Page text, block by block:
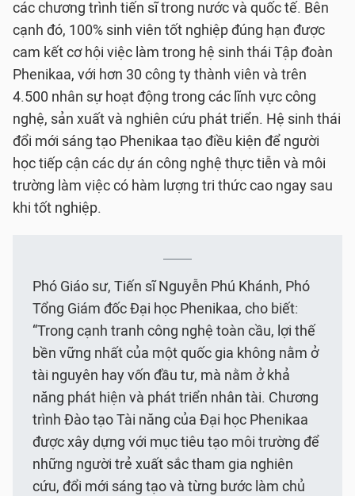
các chương trình tiến sĩ trong nước và quốc tế. Bên
cạnh đó, 100% sinh viên tốt nghiệp đúng hạn được
cam kết cơ hội việc làm trong hệ sinh thái Tập đoàn
Phenikaa, với hơn 30 công ty thành viên và trên
4.500 nhân sự hoạt động trong các lĩnh vực công
nghệ, sản xuất và nghiên cứu phát triển. Hệ sinh thái
đổi mới sáng tạo Phenikaa tạo điều kiện để người
học tiếp cận các dự án công nghệ thực tiễn và môi
trường làm việc có hàm lượng tri thức cao ngay sau
khi tốt nghiệp.
Phó Giáo sư, Tiến sĩ Nguyễn Phú Khánh, Phó
Tổng Giám đốc Đại học Phenikaa, cho biết:
“Trong cạnh tranh công nghệ toàn cầu, lợi thế
bền vững nhất của một quốc gia không nằm ở
tài nguyên hay vốn đầu tư, mà nằm ở khả
năng phát hiện và phát triển nhân tài. Chương
trình Đào tạo Tài năng của Đại học Phenikaa
được xây dựng với mục tiêu tạo môi trường để
những người trẻ xuất sắc tham gia nghiên
cứu, đổi mới sáng tạo và từng bước làm chủ